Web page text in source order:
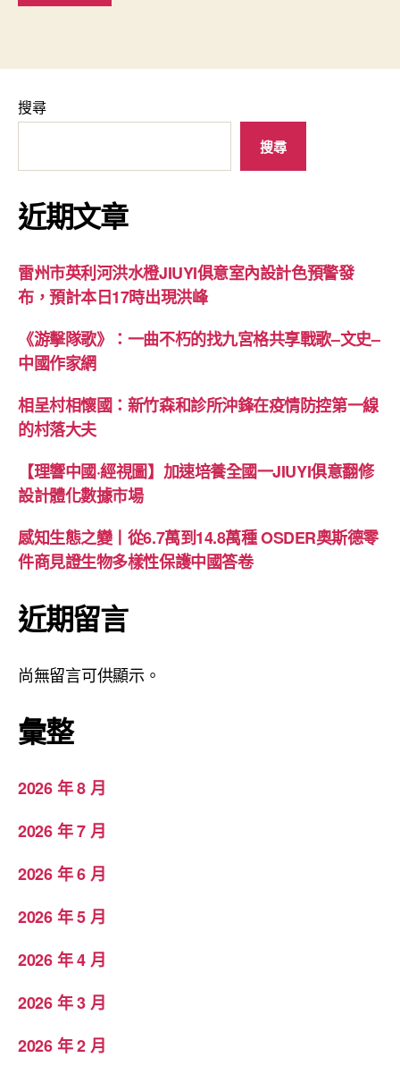
搜尋
搜尋
近期文章
雷州市英利河洪水橙JIUYI俱意室內設計色預警發
布，預計本日17時出現洪峰
《游擊隊歌》：一曲不朽的找九宮格共享戰歌–文史–
中國作家網
相呈村相懷國：新竹森和診所沖鋒在疫情防控第一線
的村落大夫
【理響中國·經視圖】加速培養全國一JIUYI俱意翻修
設計體化數據市場
感知生態之變丨從6.7萬到14.8萬種 OSDER奧斯德零
件商見證生物多樣性保護中國答卷
近期留言
尚無留言可供顯示。
彙整
2026 年 8 月
2026 年 7 月
2026 年 6 月
2026 年 5 月
2026 年 4 月
2026 年 3 月
2026 年 2 月